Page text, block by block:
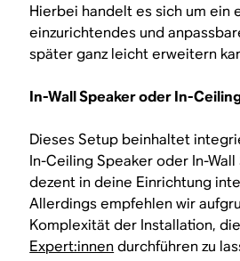
Hierbei handelt es sich um ein
einzurichtendes und
später ganz leicht erweitern
In-Wall Speaker oder In-
Dieses Setup beinhaltet
In-Ceiling Speaker oder In-
dezent in deine Einrichtung
Allerdings empfehlen wir
Komplexität der Installation,
Expert:innendurchführen zu